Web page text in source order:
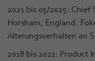
2021 bis 05/2025: Chief
Horsham, England.
Alterungsverhalten an
2018 bis 2021: Product